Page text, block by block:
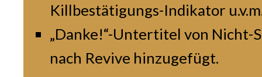
Killbestätigungs-Indikator
„Danke!“-Untertitel von Nicht-
nach Revive hinzugefügt.